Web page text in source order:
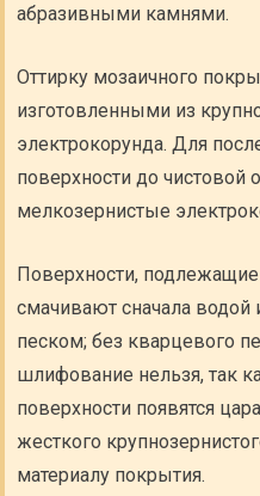
абразивными камнями.
Оттирку мозаичного
изготовленными из
электрокорунда. Для
поверхности до чистовой
мелкозернистые
Поверхности,
смачивают сначала
песком; без кварцевого
шлифование нельзя, так
поверхности появятся
жесткого
материалу покрытия.